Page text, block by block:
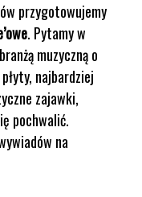
przygotowujemy
. Pytamy w
muzyczną o
najbardziej
zajawki,
pochwalić.
na